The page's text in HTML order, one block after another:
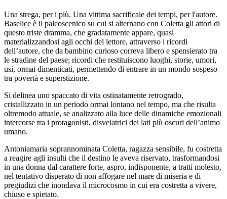
Una strega, per i più. Una vittima sacrificale dei tempi, per l'autore.
Baselice è il palcoscenico su cui si alternano con Coletta gli attori di
questo triste dramma, che gradatamente appare, quasi
materializzandosi agli occhi del lettore, attraverso i ricordi
dell’autore, che da bambino curioso correva libero e spensierato tra
le stradine del paese; ricordi che restituiscono luoghi, storie, umori,
usi, ormai dimenticati, permettendo di entrare in un mondo sospeso
tra povertà e superstizione.
Si delinea uno spaccato di vita ostinatamente retrogrado,
cristallizzato in un periodo ormai lontano nel tempo, ma che risulta
oltremodo attuale, se analizzato alla luce delle dinamiche emozionali
intercorse tra i protagonisti, disvelatrici dei lati più oscuri dell’animo
umano.
Antoniamaria soprannominata Coletta, ragazza sensibile, fu costretta
a reagire agli insulti che il destino le aveva riservato, trasformandosi
in una donna dal carattere forte, aspro, indisponente, a tratti molesto,
nel tentativo disperato di non affogare nel mare di miseria e di
pregiudizi che inondava il microcosmo in cui era costretta a vivere,
chiuso e spietato.